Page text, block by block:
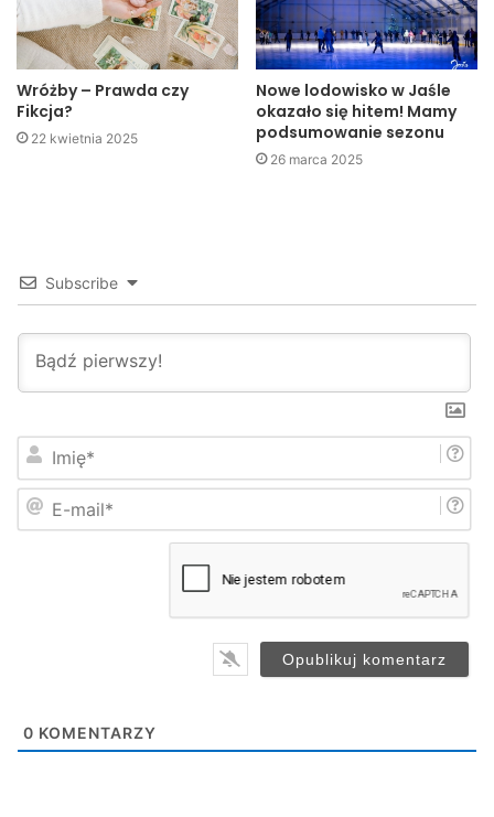
Specjalne wyróżnienie dla Filipa
Świątkowskiego za 15 asyst w turnieju
Skład:
Mocek – Śliż, Gabryel, Brożyna, Jamuła, Sury, Kowalski,
Czech, Świątkowski, Kutyna, Wietecha. trener: Robert
Wróżby – Prawda czy
Fikcja?
22 kwietnia 2025
Nowe lodowisko w Jaśle
okazało się hitem! Mamy
podsumowanie sezonu
26 marca 2025
Subscribe
i
m
0 KOMENTARZY